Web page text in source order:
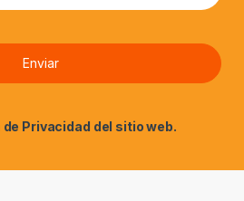
Privacidad del sitio web.